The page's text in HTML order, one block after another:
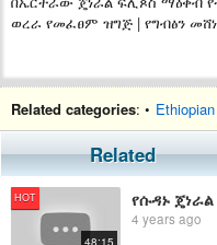
ወረራ የመፈፀም ዝግጅ | የግብፅን
Related categories: •
Related
HOT
48:15
4 years ago